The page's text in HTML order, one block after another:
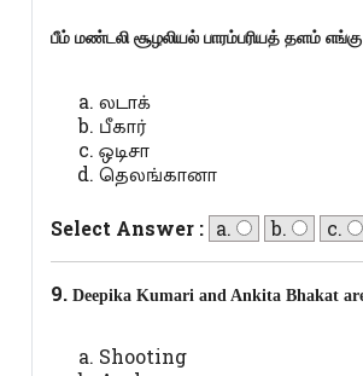
பீம் மண்டலி சூழலியல் பாரம்பரியத் தளம்
லடாக்
பீகார்
ஒடிசா
தெலங்கானா
Select Answer : a. b. c.
9.Deepika Kumari and Ankita Bhakat
Shooting